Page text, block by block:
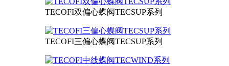
TECOFI双偏心蝶阀TECSUP系列
TECOFI三偏心蝶阀TECSUP系列